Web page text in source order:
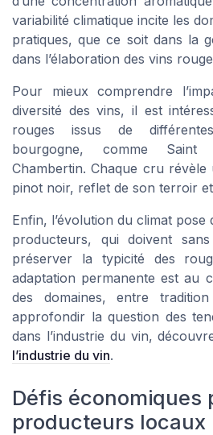
variabilité climatique incite les
pratiques, que ce soit dans la
dans l’élaboration des vins
Pour mieux comprendre
diversité des vins, il est
rouges issus de
bourgogne, comme
Chambertin. Chaque cru
pinot noir, reflet de son terroir
Enfin, l’évolution du climat
producteurs, qui doivent
préserver la typicité des
adaptation permanente est au
des domaines, entre
approfondir la question des
dans l’industrie du vin,
l’industrie du vin.
Défis économiques
producteurs locaux